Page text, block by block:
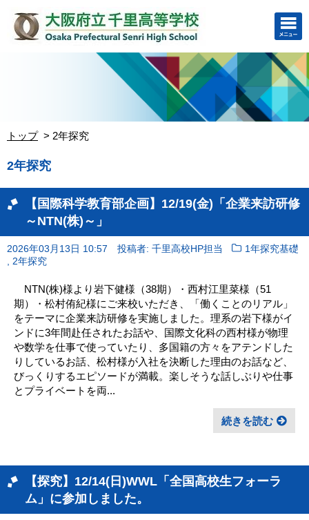
トップ 2年探究
2年探究
【国際科学教育部企画】12/19(金)「企業来訪研修
～NTN(株)～」
2026年03月13日 10:57 投稿者: 千里高校HP担当
1年探究基礎
2年探究
NTN(株)様より岩下健様（38期）・西村江里菜様（51
期）・松村侑紀様にご来校いただき、「働くことのリアル」
をテーマに企業来訪研修を実施しました。理系の岩下様がイ
ンドに3年間赴任されたお話や、国際文化科の西村様が物理
や数学を仕事で使っていたり、多国籍の方々をアテンドした
りしているお話、松村様が入社を決断した理由のお話など、
びっくりするエピソードが満載。楽しそうな話しぶりや仕事
とプライベートを両...
続きを読む
【探究】12/14(日)WWL「全国高校生フォーラ
ム」に参加しました。